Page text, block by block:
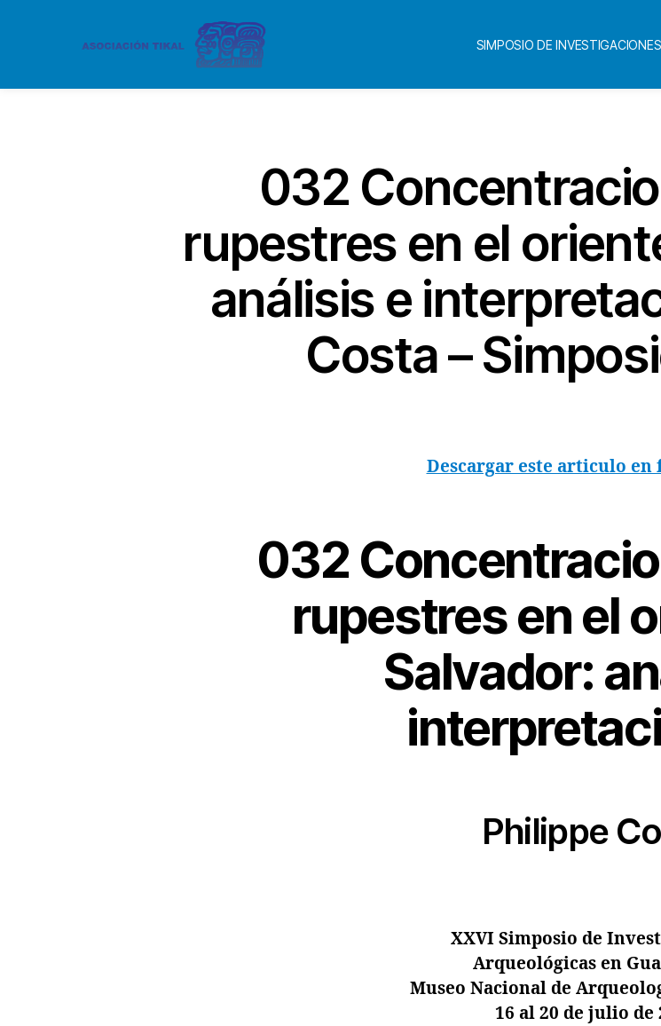
SIMPOSIO DE
032
rupestres en el
análisis e
Costa –
Descargar este articulo en
032
rupestres en el
Salvador:
Philippe
XXVI Simposio de
Arqueológicas en
Museo Nacional de
16 al 20 de julio de